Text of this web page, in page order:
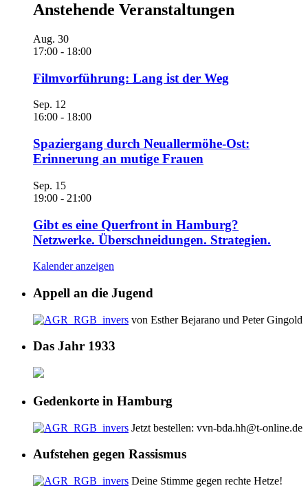
Anstehende Veranstaltungen
Aug. 30
17:00 - 18:00
Filmvorführung: Lang ist der Weg
Sep. 12
16:00 - 18:00
Spaziergang durch Neuallermöhe-Ost:
Erinnerung an mutige Frauen
Sep. 15
19:00 - 21:00
Gibt es eine Querfront in Hamburg?
Netzwerke. Überschneidungen. Strategien.
Kalender anzeigen
Appell an die Jugend
von Esther Bejarano und Peter Gingold
Das Jahr 1933
Gedenkorte in Hamburg
Jetzt bestellen: vvn-bda.hh@t-online.de
Aufstehen gegen Rassismus
Deine Stimme gegen rechte Hetze!